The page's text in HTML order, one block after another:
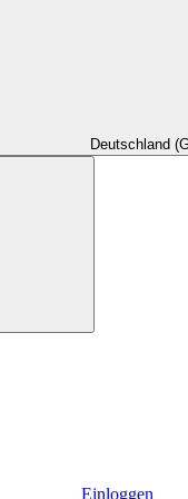
Deutschland
Einloggen